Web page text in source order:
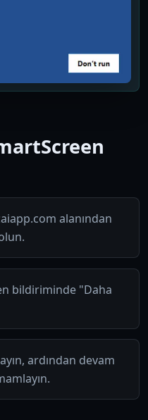
alanından
bildiriminde "Daha
ardından devam